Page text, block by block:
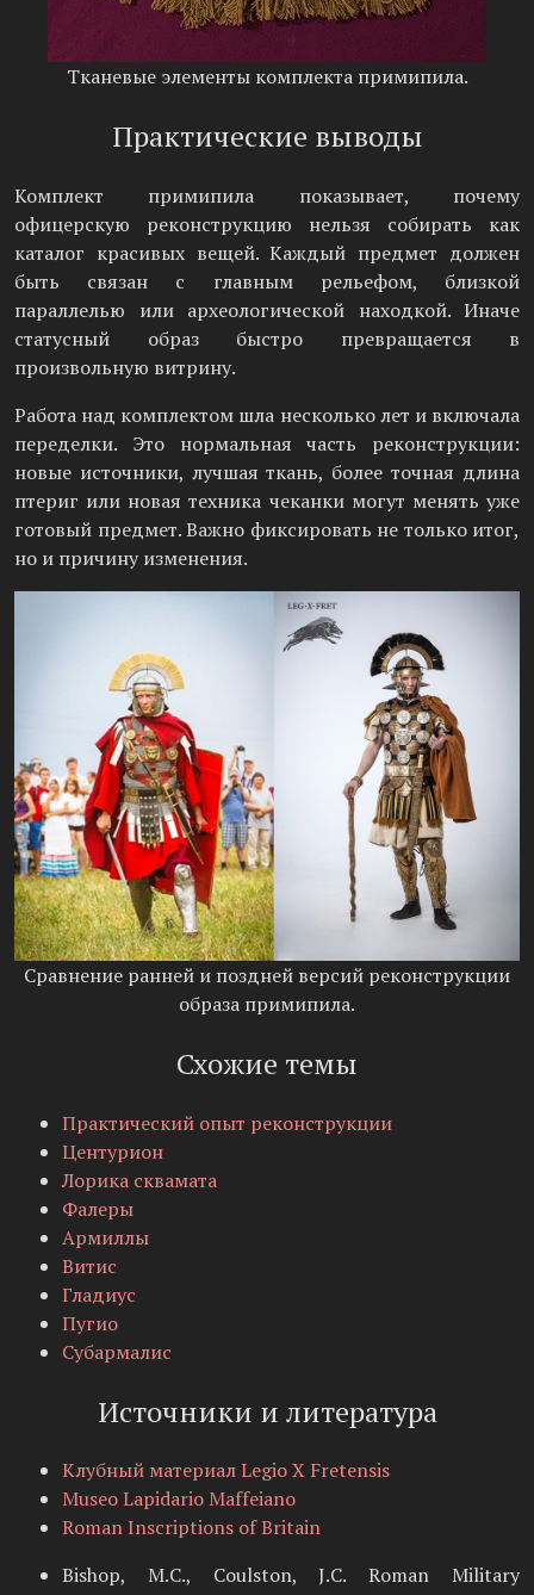
Тканевые элементы комплекта примипила.
Практические выводы
Комплект примипила показывает, почему
офицерскую реконструкцию нельзя собирать как
каталог красивых вещей. Каждый предмет должен
быть связан с главным рельефом, близкой
параллелью или археологической находкой. Иначе
статусный образ быстро превращается в
произвольную витрину.
Работа над комплектом шла несколько лет и включала
переделки. Это нормальная часть реконструкции:
новые источники, лучшая ткань, более точная длина
птериг или новая техника чеканки могут менять уже
готовый предмет. Важно фиксировать не только итог,
но и причину изменения.
Сравнение ранней и поздней версий реконструкции
образа примипила.
Схожие темы
Практический опыт реконструкции
Центурион
Лорика сквамата
Фалеры
Армиллы
Витис
Гладиус
Пугио
Субармалис
Источники и литература
Клубный материал Legio X Fretensis
Museo Lapidario Maffeiano
Roman Inscriptions of Britain
Bishop, M.C., Coulston, J.C. Roman Military